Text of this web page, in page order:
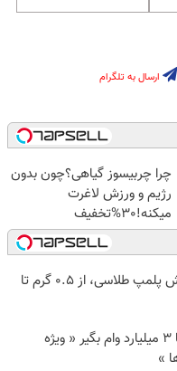
ارسال به تلگرام
چرا چربیسوز گیاهی؟چون بدون
رژیم و ورزش لاغرت
میکنه!30%تخفیف
خرید شمش پلمپ طلاسی، از ۰.۵ گرم تا
عضو شو تا 3 میلیارد وام بگیر « ویژه
»